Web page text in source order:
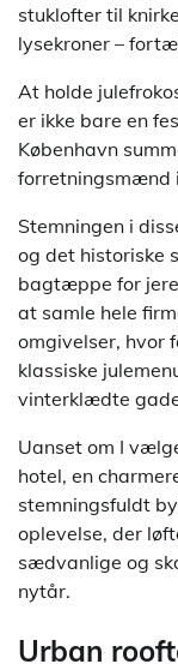
stuklofter til
lysekroner –
At holde
er ikke bare en
København
forretningsmænd
Stemningen i
og det historiske
bagtæppe for
at samle hele
omgivelser, hvor
klassiske
vinterklædte
Uanset om I
hotel, en
stemningsfuldt
oplevelse, der
sædvanlige og
nytår.
Urban